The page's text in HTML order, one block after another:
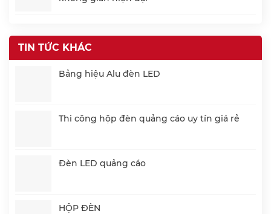
TIN TỨC KHÁC
Bảng hiệu Alu đèn LED
Thi công hộp đèn quảng cáo uy tín giá rẻ
Đèn LED quảng cáo
HỘP ĐÈN